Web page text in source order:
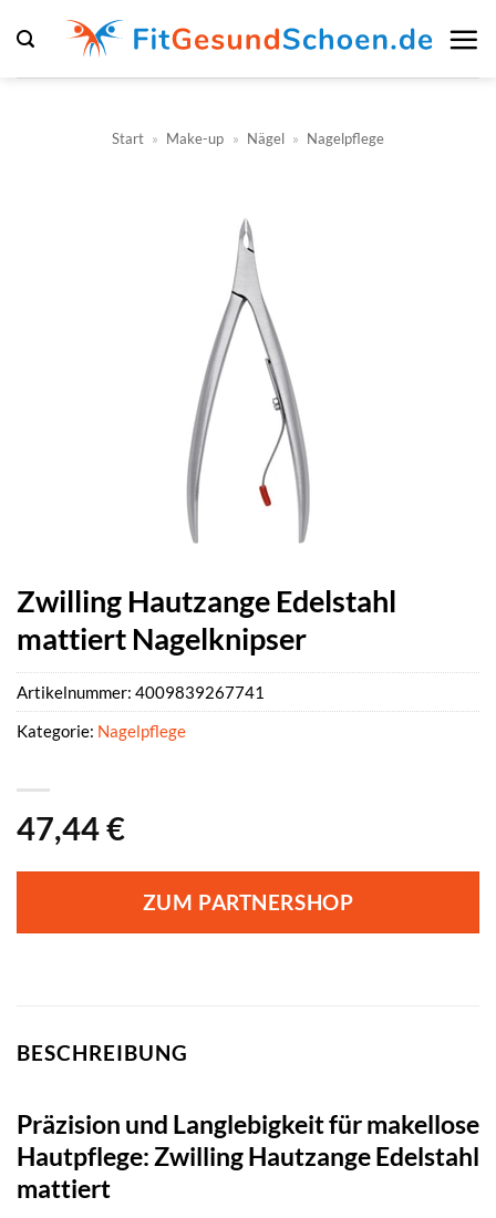
Inhalt
springen
Start » Make-up » Nägel » Nagelpflege
Zwilling Hautzange Edelstahl
mattiert Nagelknipser
47,44€
ZUM PARTNERSHOP
Artikelnummer: 4009839267741
Kategorie: Nagelpflege
BESCHREIBUNG
Präzision und Langlebigkeit für makellose
Hautpflege: Zwilling Hautzange Edelstahl
mattiert